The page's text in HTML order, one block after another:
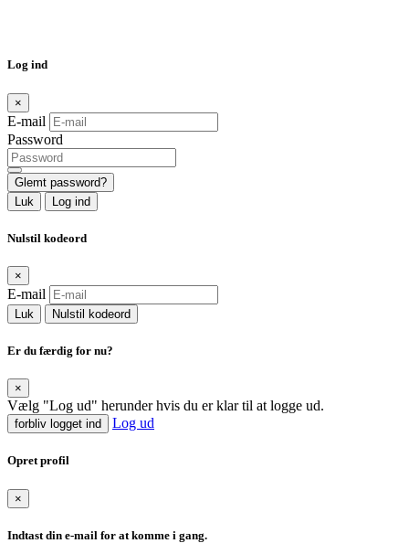
Log ind
×
E-mail
Password
Glemt password?
Luk
Log ind
Nulstil kodeord
×
E-mail
Luk Nulstil kodeord
Er du færdig for nu?
×
Vælg "Log ud" herunder hvis du er klar til at logge ud.
forbliv logget ind Log ud
Opret profil
×
Indtast din e-mail for at komme i gang.